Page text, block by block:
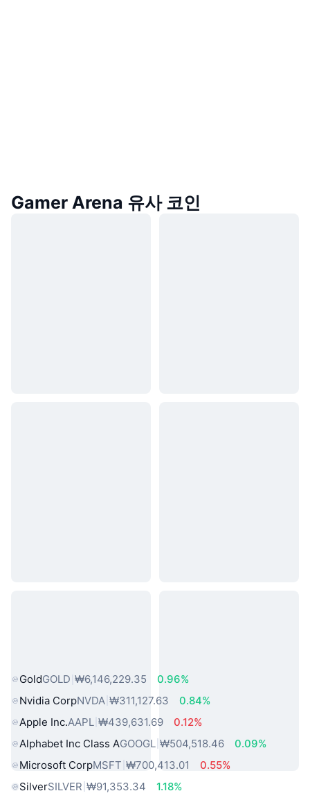
Gamer Arena 유사 코인
GoldGOLD ₩6,146,229.35
0.96%
Nvidia CorpNVDA ₩311,127.63
0.84%
Apple Inc.AAPL ₩439,631.69
0.12%
Alphabet Inc Class AGOOGL ₩504,518.46
0.09%
Microsoft CorpMSFT ₩700,413.01
0.55%
SilverSILVER ₩91,353.34
1.18%